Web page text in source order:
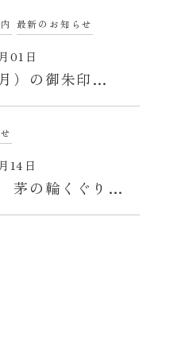
最新のお知らせ
01日
）の御朱印…
14日
茅の輪くぐり…